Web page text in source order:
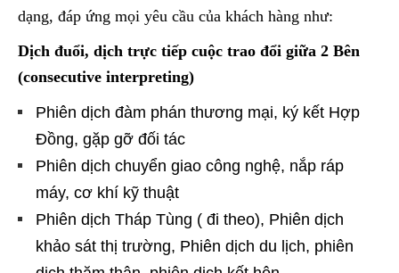
dạng, đáp ứng mọi yêu cầu của khách hàng như:
Dịch đuổi, dịch trực tiếp cuộc trao đổi giữa 2 Bên
(consecutive interpreting)
Phiên dịch đàm phán thương mại, ký kết Hợp
Đồng, gặp gỡ đối tác
Phiên dịch chuyển giao công nghệ, nắp ráp
máy, cơ khí kỹ thuật
Phiên dịch Tháp Tùng ( đi theo), Phiên dịch
khảo sát thị trường, Phiên dịch du lịch, phiên